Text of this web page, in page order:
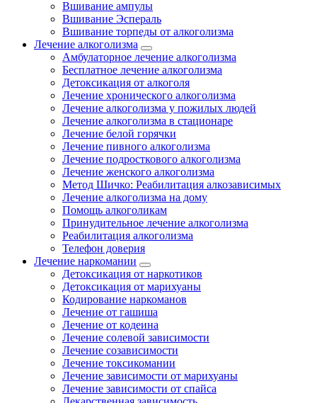
Вшивание ампулы
Вшивание Эспераль
Вшивание торпеды от алкоголизма
Лечение алкоголизма
Амбулаторное лечение алкоголизма
Бесплатное лечение алкоголизма
Детоксикация от алкоголя
Лечение хронического алкоголизма
Лечение алкоголизма у пожилых людей
Лечение алкоголизма в стационаре
Лечение белой горячки
Лечение пивного алкоголизма
Лечение подросткового алкоголизма
Лечение женского алкоголизма
Метод Шичко: Реабилитация алкозависимых
Лечение алкоголизма на дому
Помощь алкоголикам
Принудительное лечение алкоголизма
Реабилитация алкоголизма
Телефон доверия
Лечение наркомании
Детоксикация от наркотиков
Детоксикация от марихуаны
Кодирование наркоманов
Лечение от гашиша
Лечение от кодеина
Лечение солевой зависимости
Лечение созависимости
Лечение токсикомании
Лечение зависимости от марихуаны
Лечение зависимости от спайса